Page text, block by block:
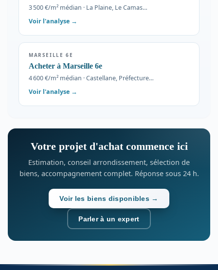
3 500 €/m² médian · La Plaine, Le Camas…
Voir l'analyse →
MARSEILLE 6E
Acheter à Marseille 6e
4 600 €/m² médian · Castellane, Préfecture…
Voir l'analyse →
Votre projet d'achat commence ici
Estimation, conseil arrondissement, sélection de
biens, accompagnement complet. Réponse sous 24 h.
Voir les biens disponibles →
Parler à un expert